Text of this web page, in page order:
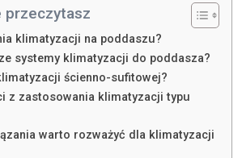
przeczytasz
klimatyzacji na poddaszu?
systemy klimatyzacji do poddasza?
ścienno-sufitowej?
z zastosowania klimatyzacji typu
warto rozważyć dla klimatyzacji